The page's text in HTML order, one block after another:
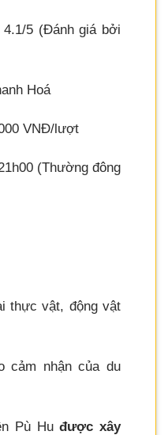
4.1/5 (Đánh giá bởi
Hoá
VNĐ/lượt
(Thường đông
thực vật, động vật
cảm nhận của du
Pù Huđược xây